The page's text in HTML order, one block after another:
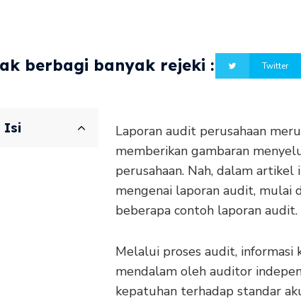
berbagi banyak rejeki : Twitter
Isi
Laporan audit perusahaan
memberikan gambaran
perusahaan. Nah, dalam
mengenai laporan audit, mulai
beberapa contoh laporan audit.
Melalui proses audit, informasi
mendalam oleh auditor
kepatuhan terhadap standar